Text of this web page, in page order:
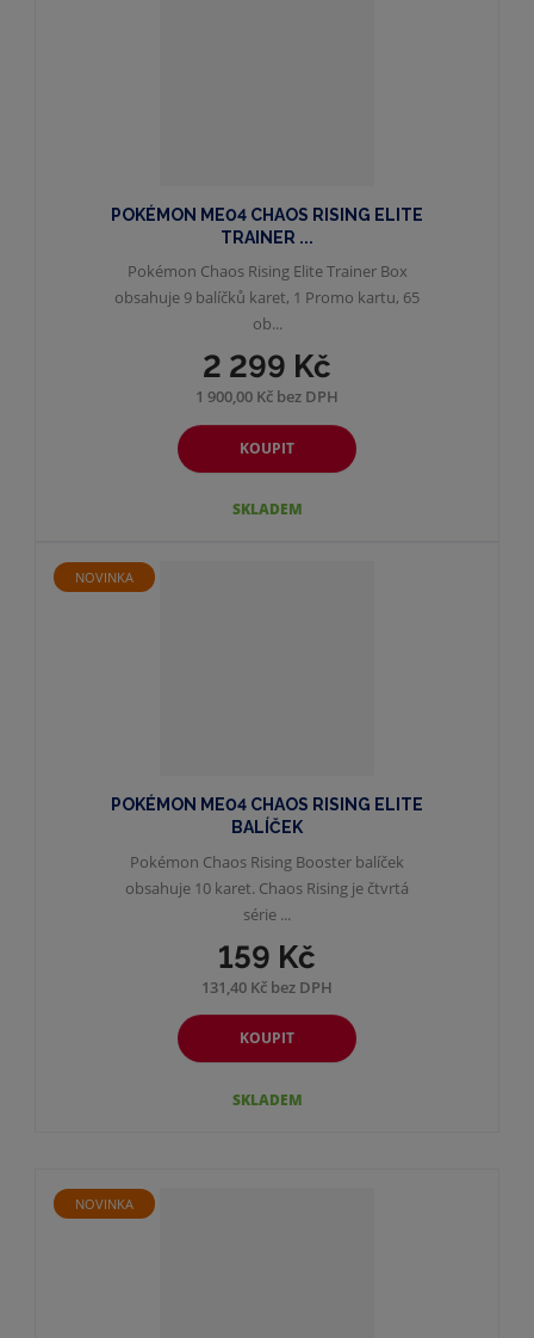
POKÉMON ME04 CHAOS RISING ELITE
TRAINER ...
2 299 Kč
1 900,00 Kč bez DPH
KOUPIT
SKLADEM
Pokémon Chaos Rising Elite Trainer Box
obsahuje 9 balíčků karet, 1 Promo kartu, 65
ob...
NOVINKA
POKÉMON ME04 CHAOS RISING ELITE
BALÍČEK
159 Kč
131,40 Kč bez DPH
KOUPIT
SKLADEM
Pokémon Chaos Rising Booster balíček
obsahuje 10 karet. Chaos Rising je čtvrtá
série ...
NOVINKA